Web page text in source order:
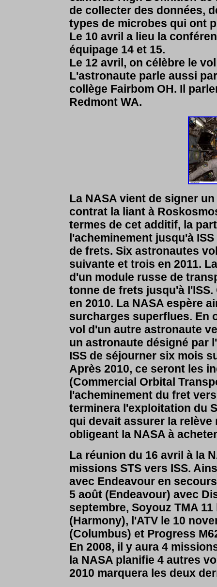
de collecter des données,
types de microbes qui ont
Le 10 avril a lieu la
équipage 14 et 15.
Le 12 avril, on célèbre le
L'astronaute parle aussi
collège Fairbom OH. Il
Redmont WA.
La NASA vient de signer
contrat la liant à
termes de cet additif, la
l'acheminement jusqu'à
de frets. Six astronautes
suivante et trois en 2011.
d'un module russe de
tonne de frets jusqu'à
en 2010. La NASA espère
surcharges superflues. En
vol d'un autre astronaute
un astronaute désigné par
ISS de séjourner six mois
Après 2010, ce seront les
(Commercial Orbital
l'acheminement du fret
terminera l'exploitation du
qui devait assurer la relève
obligeant la NASA à
La réunion du 16 avril à la
missions STS vers ISS.
avec Endeavour en
5 août (Endeavour) avec
septembre, Soyouz TMA
(Harmony), l'ATV le 10
(Columbus) et Progress
En 2008, il y aura 4
la NASA planifie 4 autres
2010 marquera les deux